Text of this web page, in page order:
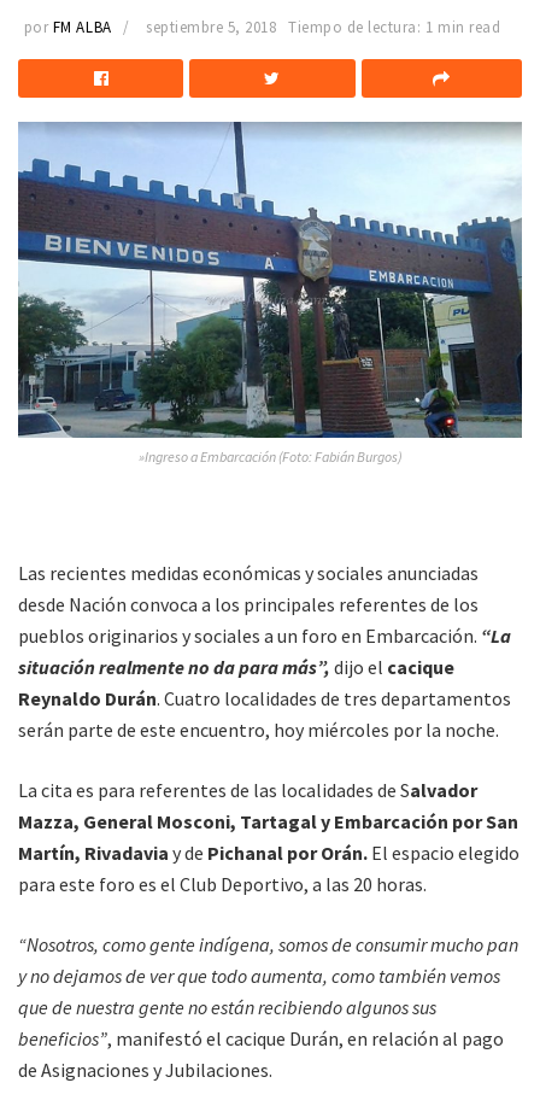
por FM ALBA septiembre 5, 2018 Tiempo de lectura: 1 min read
»Ingreso a Embarcación (Foto: Fabián Burgos)
Las recientes medidas económicas y sociales anunciadas
desde Nación convoca a los principales referentes de los
pueblos originarios y sociales a un foro en Embarcación. “La
situación realmente no da para más”, dijo el cacique
Reynaldo Durán. Cuatro localidades de tres departamentos
serán parte de este encuentro, hoy miércoles por la noche.
La cita es para referentes de las localidades de Salvador
Mazza, General Mosconi, Tartagal y Embarcación por San
Martín, Rivadavia y de Pichanal por Orán. El espacio elegido
para este foro es el Club Deportivo, a las 20 horas.
“Nosotros, como gente indígena, somos de consumir mucho pan
y no dejamos de ver que todo aumenta, como también vemos
que de nuestra gente no están recibiendo algunos sus
beneficios”, manifestó el cacique Durán, en relación al pago
de Asignaciones y Jubilaciones.